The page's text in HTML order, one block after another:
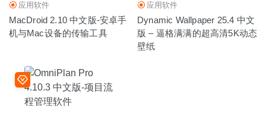
应用软件
MacDroid 2.10 中文版-安卓手
机与Mac设备的传输工具
应用软件
Dynamic Wallpaper 25.4 中文
版 – 逼格满满的超高清5K动态
壁纸